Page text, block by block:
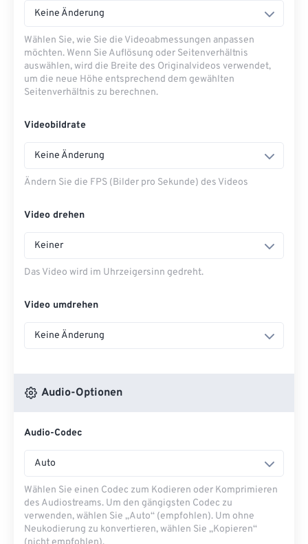
Keine Änderung
Wählen Sie, wie Sie die Videoabmessungen anpassen
möchten. Wenn Sie Auflösung oder Seitenverhältnis
auswählen, wird die Breite des Originalvideos verwendet,
um die neue Höhe entsprechend dem gewählten
Seitenverhältnis zu berechnen.
Videobildrate
Keine Änderung
Ändern Sie die FPS (Bilder pro Sekunde) des Videos
Video drehen
Keiner
Das Video wird im Uhrzeigersinn gedreht.
Video umdrehen
Keine Änderung
Audio-Optionen
Audio-Codec
Auto
Wählen Sie einen Codec zum Kodieren oder Komprimieren
des Audiostreams. Um den gängigsten Codec zu
verwenden, wählen Sie „Auto“ (empfohlen). Um ohne
Neukodierung zu konvertieren, wählen Sie „Kopieren“